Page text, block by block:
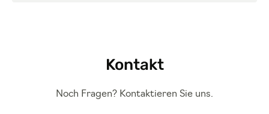
Kontakt
Noch Fragen? Kontaktieren Sie uns.